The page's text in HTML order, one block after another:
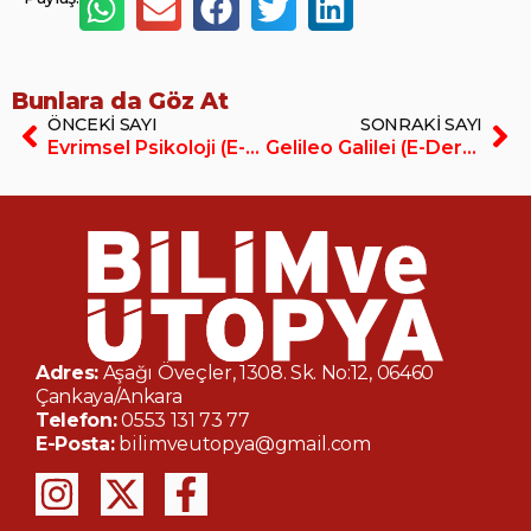
Bunlara da Göz At
ÖNCEKI SAYI
Evrimsel Psikoloji (E-Dergi/PDF)
SONRAKI SAYI
Gelileo Galilei (E-Dergi/PDF)
Adres: Aşağı Öveçler, 1308. Sk. No:12, 06460
Çankaya/Ankara
Telefon:0553 131 73 77
E-Posta: bilimveutopya@gmail.com